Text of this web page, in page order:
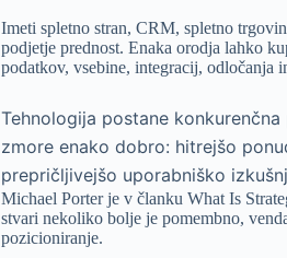
Imeti spletno stran, CRM, spletno
podjetje prednost. Enaka orodja lahko
podatkov, vsebine, integracij, odločanja
Tehnologija postane
zmore enako dobro: hitrejšo
prepričljivejšo uporabniško
Michael Porter je v člankuWhat Is
stvari nekoliko bolje je pomembno,
pozicioniranje.